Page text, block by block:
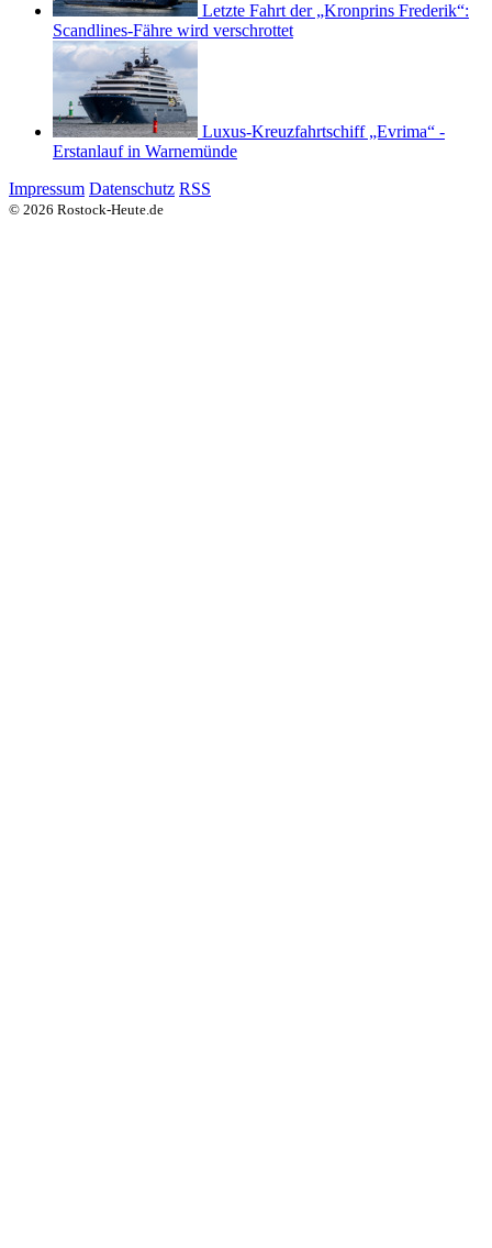
Letzte Fahrt der „Kronprins Frederik“:
Scandlines-Fähre wird verschrottet
Luxus-Kreuzfahrtschiff „Evrima“ -
Erstanlauf in Warnemünde
Impressum Datenschutz RSS
© 2026 Rostock-Heute.de